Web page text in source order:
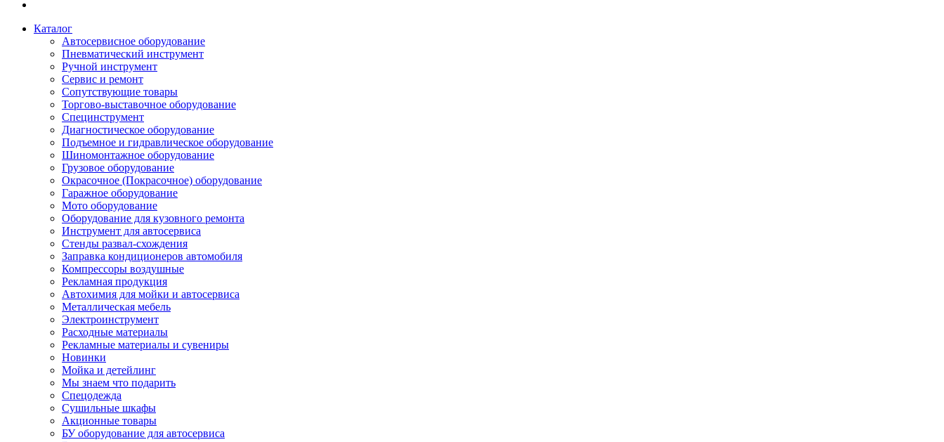
Каталог
Автосервисное оборудование
Пневматический инструмент
Ручной инструмент
Сервис и ремонт
Сопутствующие товары
Торгово-выставочное оборудование
Специнструмент
Диагностическое оборудование
Подъемное и гидравлическое оборудование
Шиномонтажное оборудование
Грузовое оборудование
Окрасочное (Покрасочное) оборудование
Гаражное оборудование
Мото оборудование
Оборудование для кузовного ремонта
Инструмент для автосервиса
Стенды развал-схождения
Заправка кондиционеров автомобиля
Компрессоры воздушные
Рекламная продукция
Автохимия для мойки и автосервиса
Металлическая мебель
Электроинструмент
Расходные материалы
Рекламные материалы и сувениры
Новинки
Мойка и детейлинг
Мы знаем что подарить
Спецодежда
Сушильные шкафы
Акционные товары
БУ оборудование для автосервиса